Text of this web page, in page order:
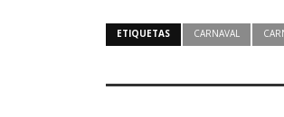
ETIQUETAS CARNAVAL